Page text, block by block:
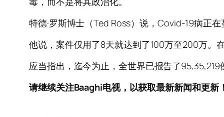
特德·罗斯博士（Ted Ross）说，Covid-19病正
他说，案件仅用了8天就达到了100万至200万。
应当指出，迄今为止，全世界已报告了
请继续关注Baaghi电视，以获取最新新闻和更新